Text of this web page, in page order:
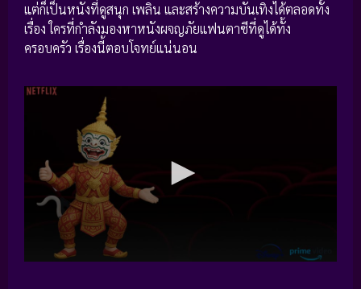
แต่ก็เป็นหนังที่ดูสนุก เพลิน และสร้างความบันเทิงได้ตลอดทั้ง
เรื่อง ใครที่กำลังมองหาหนังผจญภัยแฟนตาซีที่ดูได้ทั้ง
ครอบครัว เรื่องนี้ตอบโจทย์แน่นอน